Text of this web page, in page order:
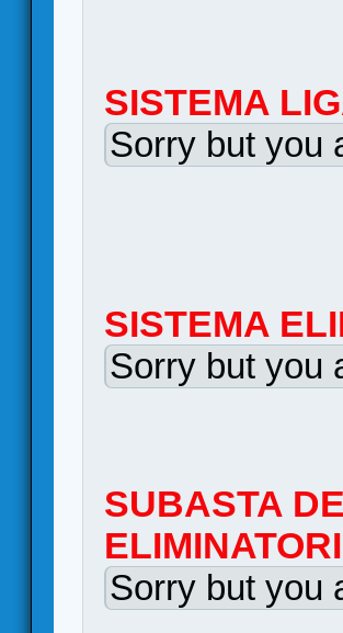
SISTEMA
Sorry but you
SISTEMA
Sorry but you
SUBASTA
Sorry but you